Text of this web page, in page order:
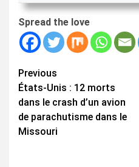
Spread the love
Continue
Reading
Previous
États-Unis : 12 morts
dans le crash d’un avion
de parachutisme dans le
Missouri